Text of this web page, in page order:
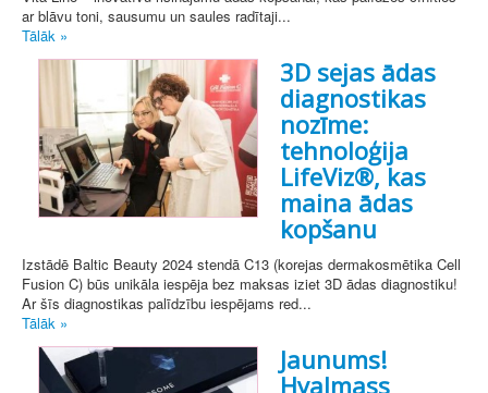
ar blāvu toni, sausumu un saules radītaji...
Tālāk »
3D sejas ādas
diagnostikas
nozīme:
tehnoloģija
LifeViz®, kas
maina ādas
kopšanu
Izstādē Baltic Beauty 2024 stendā C13 (korejas dermakosmētika Cell
Fusion C) būs unikāla iespēja bez maksas iziet 3D ādas diagnostiku!
Ar šīs diagnostikas palīdzību iespējams red...
Tālāk »
Jaunums!
Hyalmass